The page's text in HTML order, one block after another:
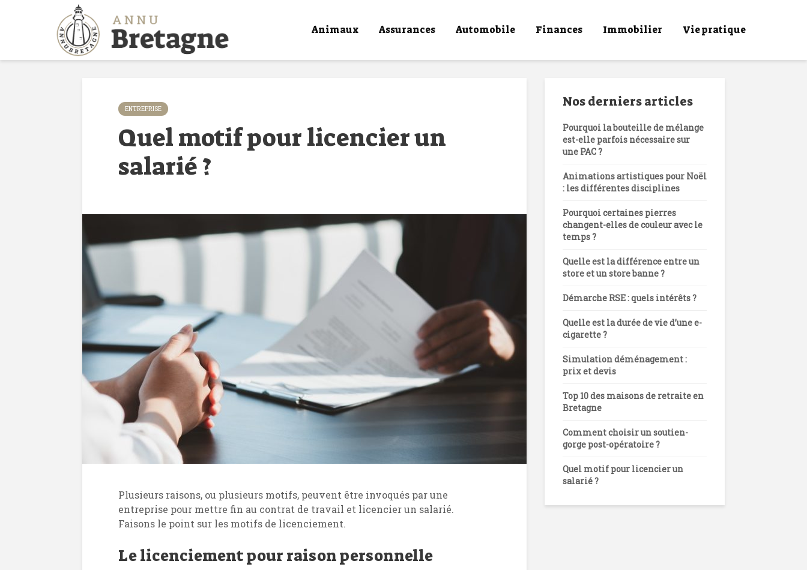
Animaux Assurances Automobile Finances Immobilier Vie pratique
ENTREPRISE
Quel motif pour licencier un
salarié ?
Plusieurs raisons, ou plusieurs motifs, peuvent être invoqués par une
entreprise pour mettre fin au contrat de travail et licencier un salarié.
Faisons le point sur les motifs de licenciement.
Le licenciement pour raison personnelle
Nos derniers articles
Pourquoi la bouteille de mélange
est-elle parfois nécessaire sur
une PAC ?
Animations artistiques pour Noël
: les différentes disciplines
Pourquoi certaines pierres
changent-elles de couleur avec le
temps ?
Quelle est la différence entre un
store et un store banne ?
Démarche RSE : quels intérêts ?
Quelle est la durée de vie d’une e-
cigarette ?
Simulation déménagement :
prix et devis
Top 10 des maisons de retraite en
Bretagne
Comment choisir un soutien-
gorge post-opératoire ?
Quel motif pour licencier un
salarié ?